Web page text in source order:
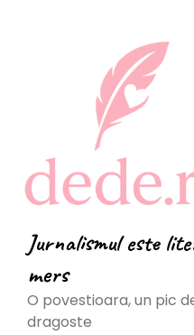
Jurnalismul este
mers
O povestioara, un pic
dragoste